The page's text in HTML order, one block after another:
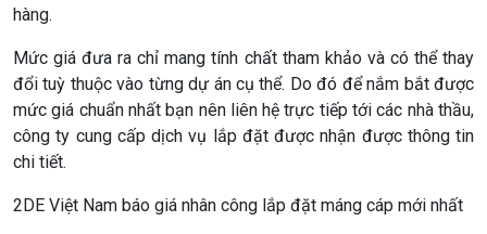
hàng.
Mức giá đưa ra chỉ mang tính chất tham khảo và có thể thay
đổi tuỳ thuộc vào từng dự án cụ thể. Do đó để nắm bắt được
mức giá chuẩn nhất bạn nên liên hệ trực tiếp tới các nhà thầu,
công ty cung cấp dịch vụ lắp đặt được nhận được thông tin
chi tiết.
2DE Việt Nam báo giá nhân công lắp đặt máng cáp mới nhất